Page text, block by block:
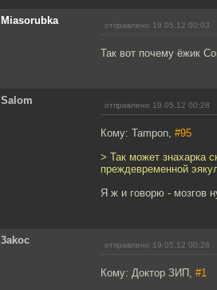
Miasorubka отправлено 19.05.12 00:03
Так вот почему ёжик
Salom отправлено 19.05.12 00:28
Кому: Tampon, #95
> Так может знахарка
преждевременной
Я ж и говорю - мозгов
3akoc отправлено 19.05.12 00:28
Кому: Доктор ЗИП, #1